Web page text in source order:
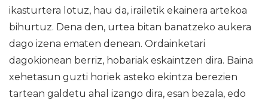
ikasturtera lotuz, hau da, irailetik ekainera artekoa
bihurtuz. Dena den, urtea bitan banatzeko aukera
dago izena ematen denean. Ordainketari
dagokionean berriz, hobariak eskaintzen dira. Baina
xehetasun guzti horiek asteko ekintza berezien
tartean galdetu ahal izango dira, esan bezala, edo